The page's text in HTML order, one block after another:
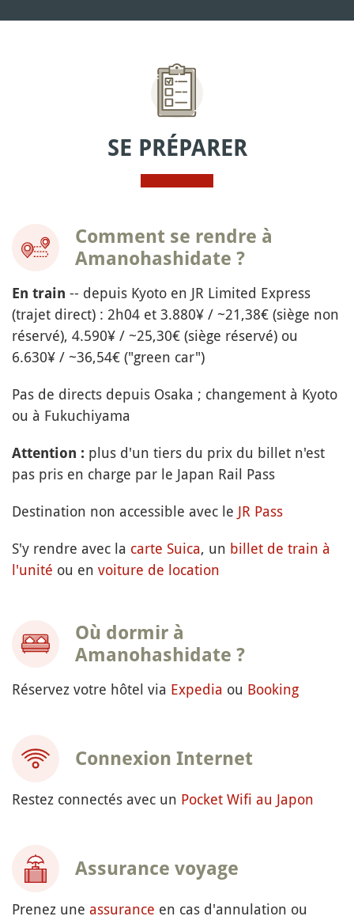
SE PRÉPARER
Comment se rendre à
Amanohashidate ?
En train -- depuis Kyoto en JR Limited Express
(trajet direct) : 2h04 et 3.880¥ / ~21,38€ (siège non
réservé), 4.590¥ / ~25,30€ (siège réservé) ou
6.630¥ / ~36,54€ ("green car")
Pas de directs depuis Osaka ; changement à Kyoto
ou à Fukuchiyama
Attention : plus d'un tiers du prix du billet n'est
pas pris en charge par le Japan Rail Pass
Destination non accessible avec le JR Pass
S'y rendre avec la carte Suica, un billet de train à
l'unité ou en voiture de location
Où dormir à
Amanohashidate ?
Réservez votre hôtel via Expedia ou Booking
Connexion Internet
Restez connectés avec un Pocket Wifi au Japon
Assurance voyage
Prenez une assurance en cas d'annulation ou